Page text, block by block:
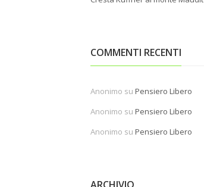
COMMENTI RECENTI
Anonimo su Pensiero Libero
Anonimo su Pensiero Libero
Anonimo su Pensiero Libero